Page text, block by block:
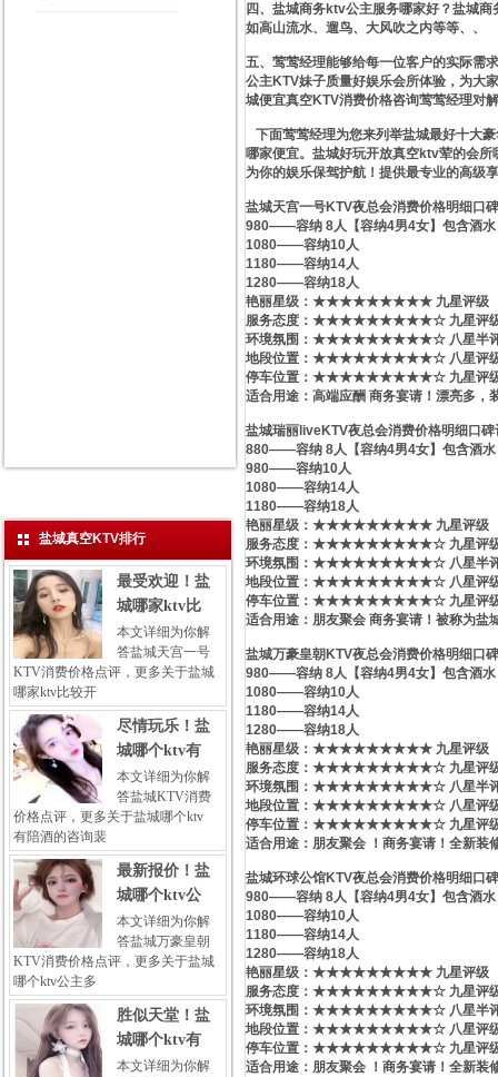
四、盐城商务ktv公主服务哪家好？盐城
如高山流水、遛鸟、大风吹之内等等、、
五、莺莺经理能够给每一位客户的实际需
公主KTV妹子质量好娱乐会所体验，为大
城便宜真空KTV消费价格咨询莺莺经理对
下面莺莺经理为您来列举盐城最好十大
哪家便宜。盐城好玩开放真空ktv荤的会
为你的娱乐保驾护航！提供最专业的高级
盐城天宫一号KTV夜总会消费价格明细口
980——容纳 8人【容纳4男4女】包含酒水
1080——容纳10人
1180——容纳14人
1280——容纳18人
艳丽星级​‌‌：★★★★★★★★★ 九星评级
服务态度：★★★★★★★★★☆ 九星评
环境氛围：★★★★★★★★★☆ 八星半
地段位置：★★★★★★★★★☆ 八星评
停车位置：★★★★★★★★★☆ 九星评
适合用途：高端应酬 商务宴请！漂亮多，
盐城瑞丽liveKTV夜总会消费价格明细口碑
880——容纳 8人【容纳4男4女】包含酒水
980——容纳10人
1080——容纳14人
1180——容纳18人
艳丽星级​‌‌：★★★★★★★★★ 九星评级
服务态度：★★★★★★★★★☆ 九星评
环境氛围：★★★★★★★★★☆ 八星半
地段位置：★★★★★★★★★☆ 八星评
停车位置：★★★★★★★★★☆ 九星评
适合用途：朋友聚会 商务宴请！被称为盐
盐城万豪皇朝KTV夜总会消费价格明细口
980——容纳 8人【容纳4男4女】包含酒水
1080——容纳10人
1180——容纳14人
1280——容纳18人
艳丽星级​‌‌：★★★★★★★★★ 九星评级
服务态度：★★★★★★★★★☆ 九星评
环境氛围：★★★★★★★★★☆ 八星半
地段位置：★★★★★★★★★☆ 八星评
停车位置：★★★★★★★★★☆ 九星评
适合用途：朋友聚会 ！商务宴请！全新装
盐城环球公馆KTV夜总会消费价格明细口
980——容纳 8人【容纳4男4女】包含酒水
1080——容纳10人
1180——容纳14人
1280——容纳18人
艳丽星级​‌‌：★★★★★★★★★ 九星评级
服务态度：★★★★★★★★★☆ 九星评
环境氛围：★★★★★★★★★☆ 八星半
地段位置：★★★★★★★★★☆ 八星评
停车位置：★★★★★★★★★☆ 九星评
适合用途：朋友聚会 ！商务宴请！全新装
盐城真空KTV排行
最受欢迎！盐
城哪家ktv比
本文详细为你解
答盐城天宫一号
KTV消费价格点评，更多关于盐城
哪家ktv比较开
尽情玩乐！盐
城哪个ktv有
本文详细为你解
答盐城KTV消费
价格点评，更多关于盐城哪个ktv
有陪酒的咨询裴
最新报价！盐
城哪个ktv公
本文详细为你解
答盐城万豪皇朝
KTV消费价格点评，更多关于盐城
哪个ktv公主多
胜似天堂！盐
城哪个ktv有
本文详细为你解